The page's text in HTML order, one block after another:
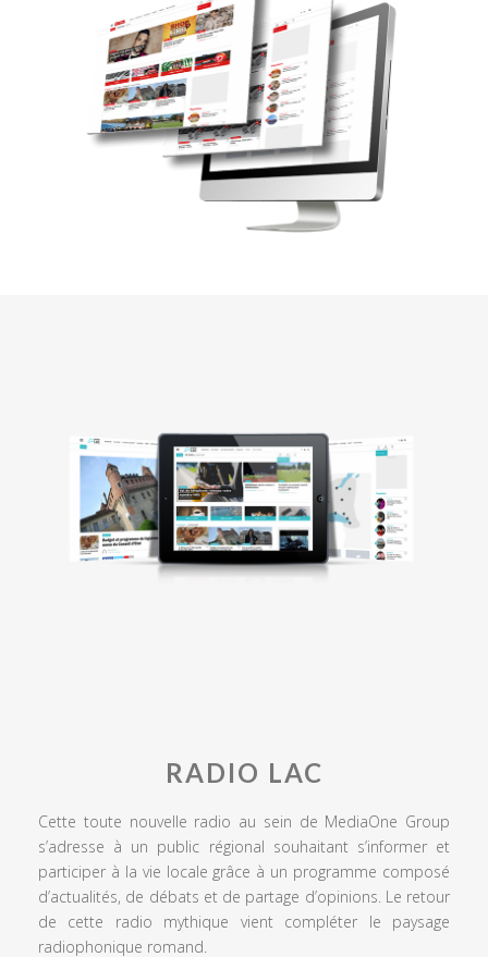
RADIO LAC
Cette toute nouvelle radio au sein de MediaOne Group
s’adresse à un public régional souhaitant s’informer et
participer à la vie locale grâce à un programme composé
d’actualités, de débats et de partage d’opinions. Le retour
de cette radio mythique vient compléter le paysage
radiophonique romand.